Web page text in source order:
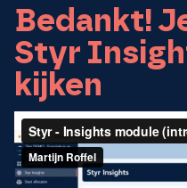
Bedankt!
Styr
kijken